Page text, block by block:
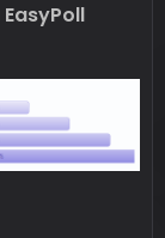
EasyPoll